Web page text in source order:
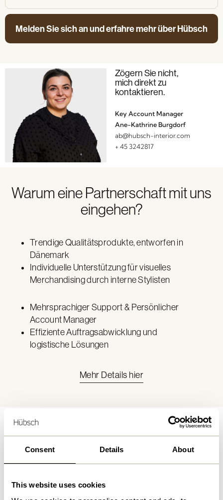
Consent Details About
This website uses cookies
Melden Sie sich an und erfahre mehr über Hübsch
Zögern Sie nicht,
mich direkt zu
kontaktieren.
Key Account Manager
Ane-Kathrine Burgdorf
ab@hubsch-interior.com
+ 45 3242817
Warum eine Partnerschaft mit uns
eingehen?
Trendige Qualitätsprodukte, entworfen in
Dänemark
Individuelle Unterstützung für visuelles
Merchandising durch interne Stylisten
Mehrsprachiger Support & Persönlicher
Account Manager
Effiziente Auftragsabwicklung und
logistische Lösungen
Mehr Details hier
Was wir anbieten